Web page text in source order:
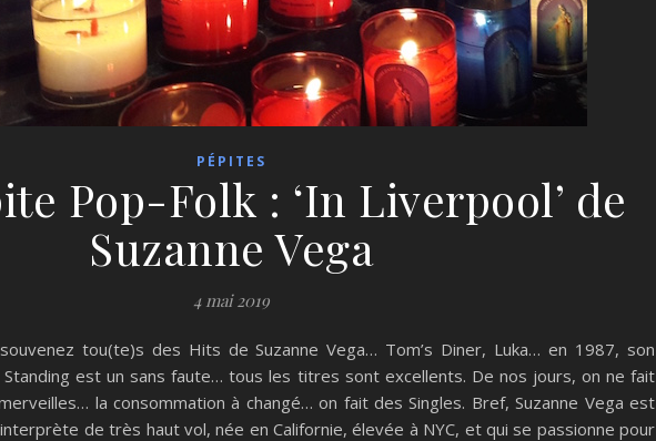
PÉPITES
Pop-Folk : ‘In Liverpool’ de
Suzanne Vega
4 mai 2019
tou(te)s des Hits de Suzanne Vega… Tom’s Diner, Luka… en 1987, son
Standing est un sans faute… tous les titres sont excellents. De nos jours, on ne fait
la consommation à changé… on fait des Singles. Bref, Suzanne Vega est
de très haut vol, née en Californie, élevée à NYC, et qui se passionne pour